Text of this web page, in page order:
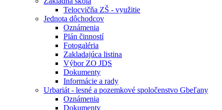
Telocvičňa ZŠ - využitie
Jednota dôchodcov
Oznámenia
Plán činností
Fotogaléria
Zakladajúca listina
Výbor ZO JDS
Dokumenty
Informácie a rady
Urbariát - lesné a pozemkové spoločenstvo Gbeľany
Oznámenia
Dokumenty